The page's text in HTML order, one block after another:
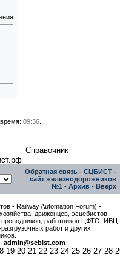
09:36.
Справочник
Обратная связь - СЦБИСТ -
сайт железнодорожников
№1 - Архив - Вверх
- Railway Automation Forum) -
движенцев, эсцебистов,
проводников, работников ЦФТО, ИВЦ
работ и других
admin@scbist.com
19 20 21 22 23 24 25 26 27 28